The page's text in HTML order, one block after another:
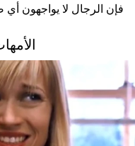
فإن الرجال لا يواجهون